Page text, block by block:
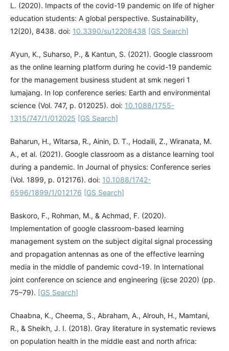
L. (2020). Impacts of the covid-19 pandemic on life of higher
education students: A global perspective. Sustainability,
12(20), 8438. doi: 10.3390/su12208438 [GS Search]
A’yun, K., Suharso, P., & Kantun, S. (2021). Google classroom
as the online learning platform during he covid-19 pandemic
for the management business student at smk negeri 1
lumajang. In Iop conference series: Earth and environmental
science (Vol. 747, p. 012025). doi: 10.1088/1755-
1315/747/1/012025 [GS Search]
Baharun, H., Witarsa, R., Ainin, D. T., Hodaili, Z., Wiranata, M.
A., et al. (2021). Google classroom as a distance learning tool
during a pandemic. In Journal of physics: Conference series
(Vol. 1899, p. 012176). doi: 10.1088/1742-
6596/1899/1/012176 [GS Search]
Baskoro, F., Rohman, M., & Achmad, F. (2020).
Implementation of google classroom-based learning
management system on the subject digital signal processing
and propagation antennas as one of the effective learning
media in the middle of pandemic covd-19. In International
joint conference on science and engineering (ijcse 2020) (pp.
75–79). [GS Search]
Chaabna, K., Cheema, S., Abraham, A., Alrouh, H., Mamtani,
R., & Sheikh, J. I. (2018). Gray literature in systematic reviews
on population health in the middle east and north africa: